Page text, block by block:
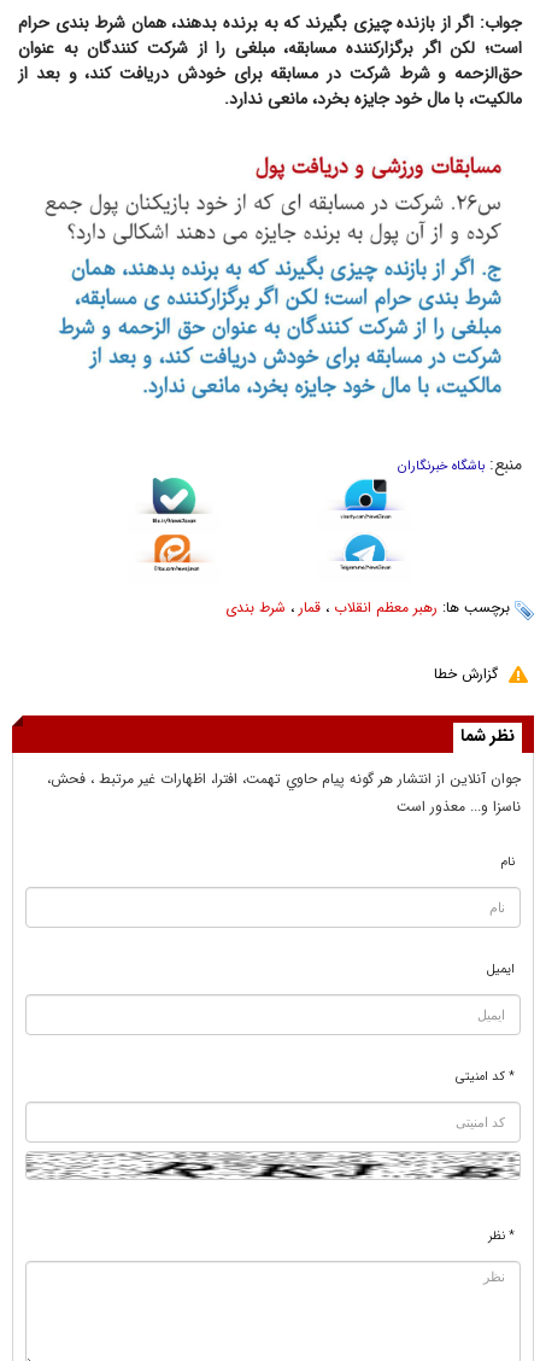
جواب: اگر از بازنده چیزی بگیرند که به برنده بدهند، همان شرط بندی حرام
است؛ لکن اگر برگزارکننده‌ مسابقه، مبلغی را از شرکت کنندگان به عنوان
حق‌الزحمه و شرط شرکت در مسابقه برای خودش دریافت کند، و بعد از
مالکیت، با مال خود جایزه بخرد، مانعی ندارد.
منبع: باشگاه خبرنگاران
برچسب ها: رهبر معظم انقلاب ، قمار ، شرط بندی
گزارش خطا
نظر شما
جوان آنلاين از انتشار هر گونه پيام حاوي تهمت، افترا، اظهارات غير مرتبط ، فحش،
ناسزا و... معذور است
نام
ایمیل
* کد امنیتی
* نظر